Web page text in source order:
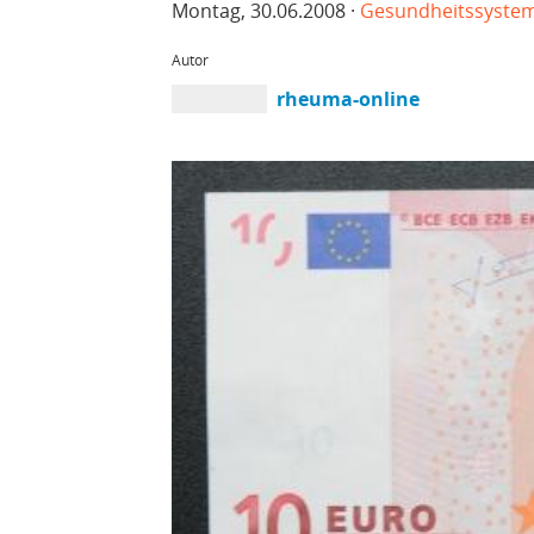
Montag, 30.06.2008 ·
Autor
rheuma-online